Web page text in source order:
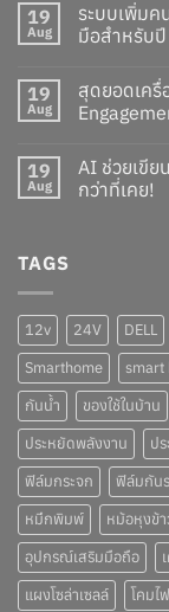
19
Aug
ระบบเพิ่มค
มือสำหรับ
19
Aug
สุดยอดเครื่
19
Aug
AI ช่วยเขี
กว่าที่เคย!
TAGS
12v 24V DELL
Smarthome
smart
กันน้ำ
ของใช้ในบ้าน
ประหยัดพลังงาน
ป
ฟิล์มกระจก
ฟิล์มกัน
หมึกพิมพ์
หม้อหุงข้า
อุปกรณ์เสริมมือถือ
แผงโซล่าเซลล์
โคมไ